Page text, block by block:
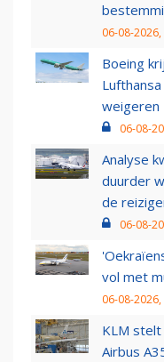
06-08-2026,
Boeing
weigeren
06-08-
Analyse
duurder
de
06-08-
vol met
06-08-
KLM
Airbus